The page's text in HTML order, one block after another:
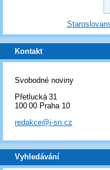
Kontakt
Svobodné noviny
Přetlucká 31
100 00 Praha 10
redakce@i-sn.cz
Vyhledávání